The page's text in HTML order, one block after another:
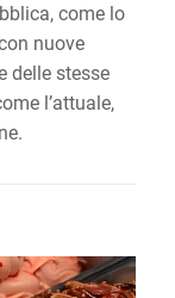
come lo
nuove
delle stesse
l’attuale,